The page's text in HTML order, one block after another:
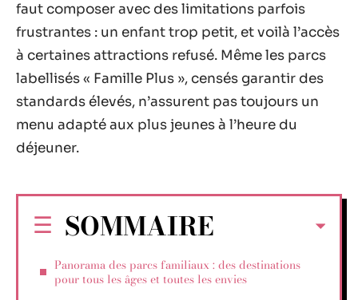
faut composer avec des limitations parfois
frustrantes : un enfant trop petit, et voilà l’accès
à certaines attractions refusé. Même les parcs
labellisés « Famille Plus », censés garantir des
standards élevés, n’assurent pas toujours un
menu adapté aux plus jeunes à l’heure du
déjeuner.
SOMMAIRE
Panorama des parcs familiaux : des destinations
pour tous les âges et toutes les envies